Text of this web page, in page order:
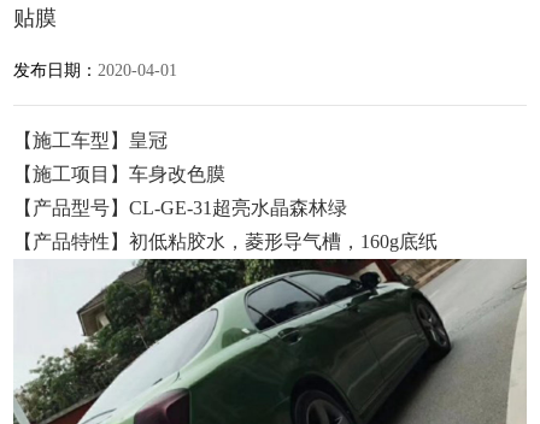
贴膜
发布日期： 2020-04-01
【施工车型】皇冠
【施工项目】车身改色膜
【产品型号】CL-GE-31超亮水晶森林绿
【产品特性】初低粘胶水，菱形导气槽，160g底纸